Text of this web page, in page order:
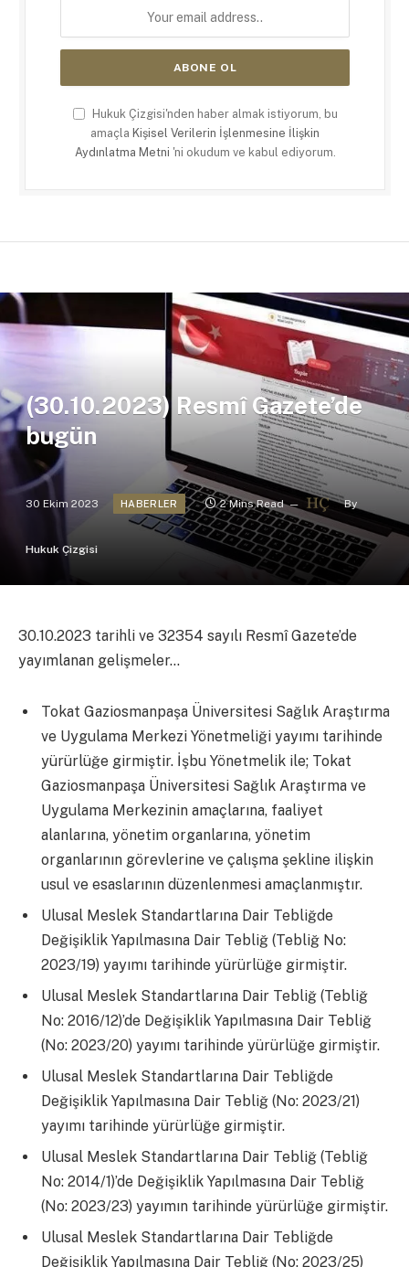
Hukuk Çizgisi'nden haber almak istiyorum, bu
amaçla Kişisel Verilerin İşlenmesine İlişkin
Aydınlatma Metni 'ni okudum ve kabul ediyorum.
(30.10.2023) Resmî Gazete’de
bugün
30 Ekim 2023 HABERLER 2 Mins Read By
Hukuk Çizgisi
30.10.2023 tarihli ve 32354 sayılı Resmî Gazete’de
yayımlanan gelişmeler…
Tokat Gaziosmanpaşa Üniversitesi Sağlık Araştırma
ve Uygulama Merkezi Yönetmeliği yayımı tarihinde
yürürlüğe girmiştir. İşbu Yönetmelik ile; Tokat
Gaziosmanpaşa Üniversitesi Sağlık Araştırma ve
Uygulama Merkezinin amaçlarına, faaliyet
alanlarına, yönetim organlarına, yönetim
organlarının görevlerine ve çalışma şekline ilişkin
usul ve esaslarının düzenlenmesi amaçlanmıştır.
Ulusal Meslek Standartlarına Dair Tebliğde
Değişiklik Yapılmasına Dair Tebliğ (Tebliğ No:
2023/19) yayımı tarihinde yürürlüğe girmiştir.
Ulusal Meslek Standartlarına Dair Tebliğ (Tebliğ
No: 2016/12)’de Değişiklik Yapılmasına Dair Tebliğ
(No: 2023/20) yayımı tarihinde yürürlüğe girmiştir.
Ulusal Meslek Standartlarına Dair Tebliğde
Değişiklik Yapılmasına Dair Tebliğ (No: 2023/21)
yayımı tarihinde yürürlüğe girmiştir.
Ulusal Meslek Standartlarına Dair Tebliğ (Tebliğ
No: 2014/1)’de Değişiklik Yapılmasına Dair Tebliğ
(No: 2023/23) yayımın tarihinde yürürlüğe girmiştir.
Ulusal Meslek Standartlarına Dair Tebliğde
Değişiklik Yapılmasına Dair Tebliğ (No: 2023/25)